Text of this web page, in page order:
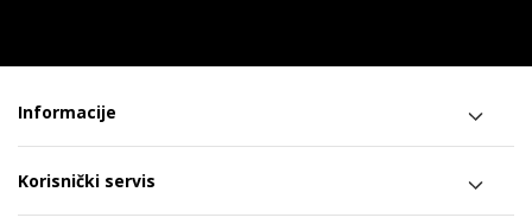
Informacije
Korisnički servis